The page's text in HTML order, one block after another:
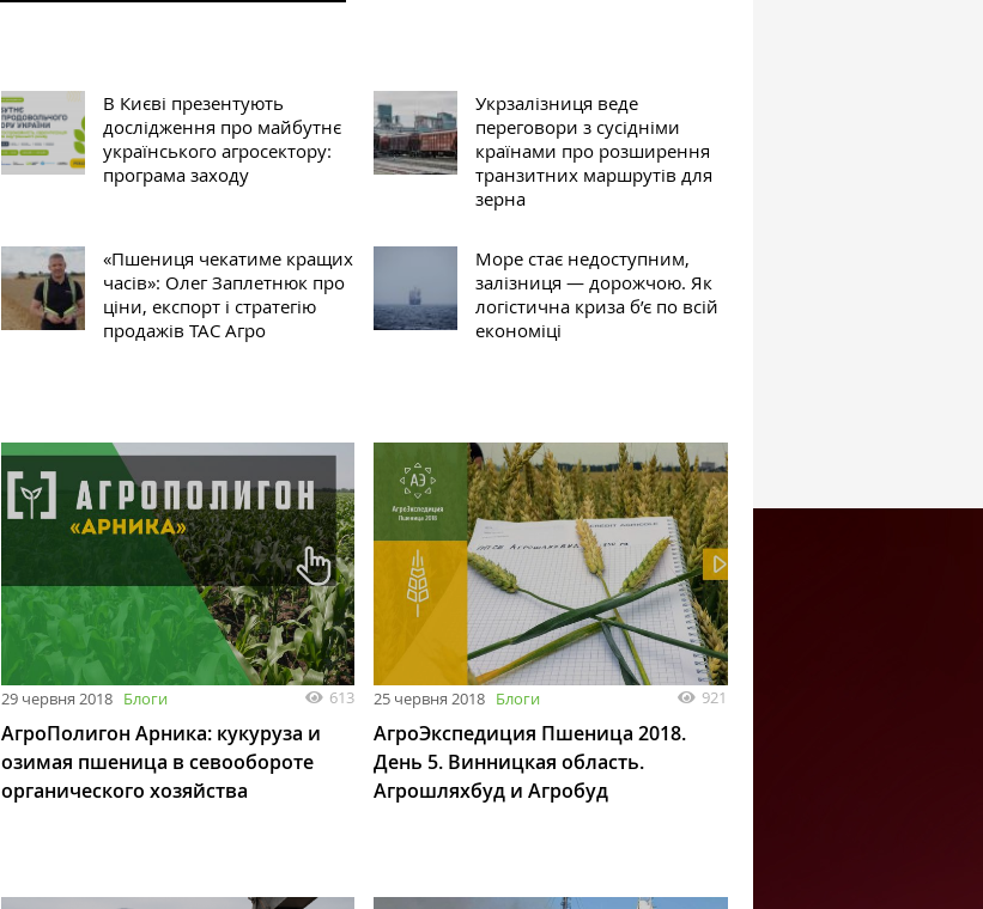
В Києві презентують
дослідження про майбутнє
українського агросектору:
програма заходу
Укрзалізниця веде
переговори з сусідніми
країнами про розширення
транзитних маршрутів для
зерна
«Пшениця чекатиме кращих
часів»: Олег Заплетнюк про
ціни, експорт і стратегію
продажів ТАС Агро
Море стає недоступним,
залізниця — дорожчою. Як
логістична криза б’є по всій
економіці
29 червня 2018 Блоги 613
АгроПолигон Арника: кукуруза и
озимая пшеница в севообороте
органического хозяйства
25 червня 2018 Блоги 921
АгроЭкспедиция Пшеница 2018.
День 5. Винницкая область.
Агрошляхбуд и Агробуд